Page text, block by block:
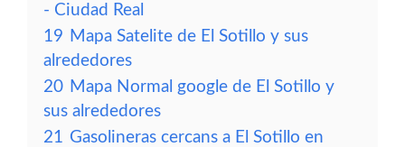
- Ciudad Real
19 Mapa Satelite de El Sotillo y sus
alrededores
20 Mapa Normal google de El Sotillo y
sus alrededores
21 Gasolineras cercans a El Sotillo en